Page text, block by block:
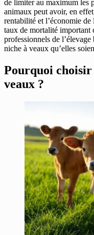
de limiter au maximum les
animaux peut avoir, en
rentabilité et l’économie
taux de mortalité important
professionnels de
niche à veaux qu’elles
Pourquoi choisir
veaux ?